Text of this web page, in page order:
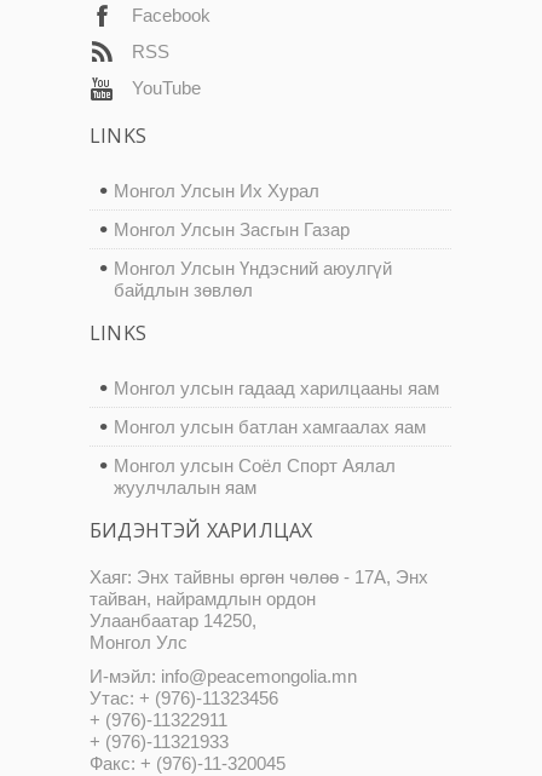
Facebook
RSS
YouTube
LINKS
Монгол Улсын Их Хурал
Монгол Улсын Засгын Газар
Монгол Улсын Үндэсний аюулгүй
байдлын зөвлөл
LINKS
Монгол улсын гадаад харилцааны яам
Монгол улсын батлан хамгаалах яам
Монгол улсын Соёл Спорт Аялал
жуулчлалын яам
БИДЭНТЭЙ ХАРИЛЦАХ
Хаяг: Энх тайвны өргөн чөлөө - 17А, Энх
тайван, найрамдлын ордон
Улаанбаатар 14250,
Монгол Улс
И-мэйл: info@peacemongolia.mn
Утас: + (976)-11323456
+ (976)-11322911
+ (976)-11321933
Факс: + (976)-11-320045